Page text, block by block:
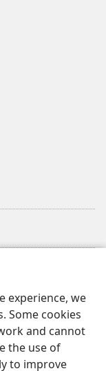
experience, we
Some cookies
and cannot
the use of
to improve